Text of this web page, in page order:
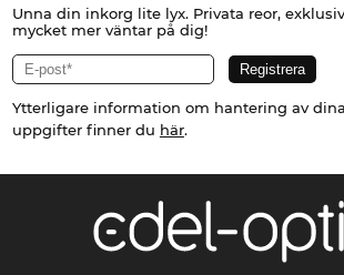
Unna din inkorg lite lyx. Privata reor,
mycket mer väntar på dig!
Ytterligare information om hantering av
uppgifter finner du här.